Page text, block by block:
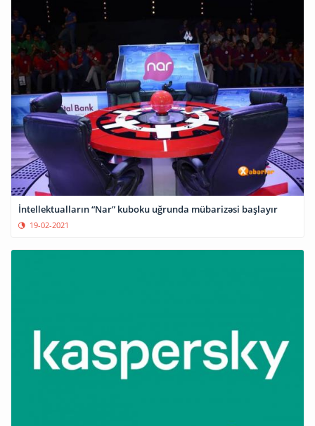
İntellektualların “Nar” kuboku uğrunda mübarizəsi başlayır
19-02-2021